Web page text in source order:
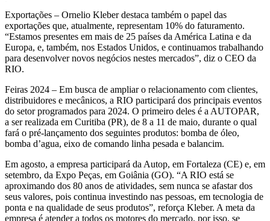
Exportações – Ornelio Kleber destaca também o papel das
exportações que, atualmente, representam 10% do faturamento.
“Estamos presentes em mais de 25 países da América Latina e da
Europa, e, também, nos Estados Unidos, e continuamos trabalhando
para desenvolver novos negócios nestes mercados”, diz o CEO da
RIO.
Feiras 2024 – Em busca de ampliar o relacionamento com clientes,
distribuidores e mecânicos, a RIO participará dos principais eventos
do setor programados para 2024. O primeiro deles é a AUTOPAR,
a ser realizada em Curitiba (PR), de 8 a 11 de maio, durante o qual
fará o pré-lançamento dos seguintes produtos: bomba de óleo,
bomba d’agua, eixo de comando linha pesada e balancim.
Em agosto, a empresa participará da Autop, em Fortaleza (CE) e, em
setembro, da Expo Peças, em Goiânia (GO). “A RIO está se
aproximando dos 80 anos de atividades, sem nunca se afastar dos
seus valores, pois continua investindo nas pessoas, em tecnologia de
ponta e na qualidade de seus produtos”, reforça Kleber. A meta da
empresa é atender a todos os motores do mercado, por isso, se